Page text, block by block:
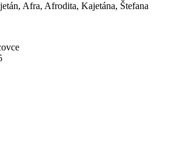
Afra, Afrodita, Kajetána, Štefana